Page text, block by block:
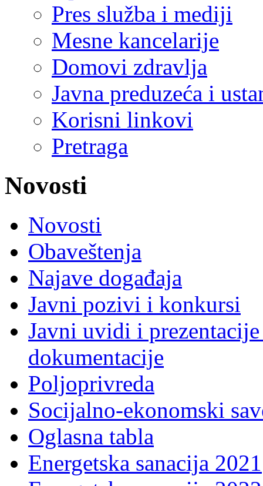
Pres služba i mediji
Mesne kancelarije
Domovi zdravlja
Javna preduzeća i
Korisni linkovi
Pretraga
Novosti
Novosti
Obaveštenja
Najave događaja
Javni pozivi i konkursi
Javni uvidi i
dokumentacije
Poljoprivreda
Socijalno-ekonomski
Oglasna tabla
Energetska sanacija 2021